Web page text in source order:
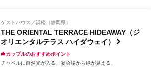
ゲストハウス 浜松（静岡県）
THE ORIENTAL TERRACE HIDEAWAY（ジ
オリエンタルテラス ハイダウェイ）
カップルのおすすめポイント
チャペルに自然光が入る
宴会場から緑が見える